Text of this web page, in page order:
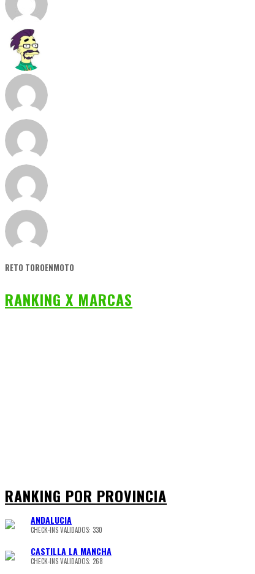
RETO TOROENMOTO
RANKING X MARCAS
RANKING POR PROVINCIA
ANDALUCIA
CHECK-INS VALIDADOS: 330
CASTILLA LA MANCHA
CHECK-INS VALIDADOS: 268